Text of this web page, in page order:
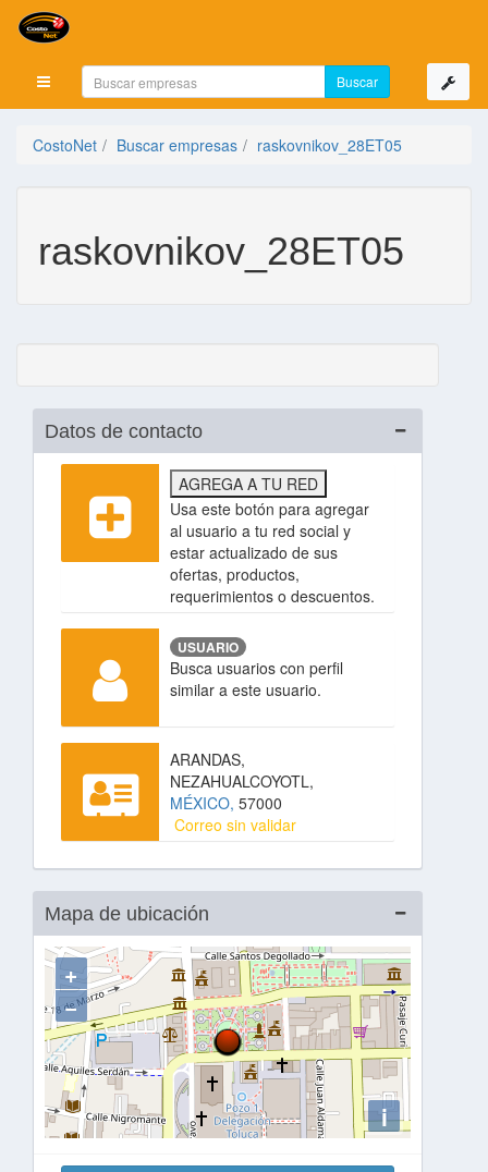
Mostrar menú
CostoNet Buscar empresas raskovnikov_28ET05
raskovnikov_28ET05
Datos de contacto
AGREGA A TU RED
Usa este botón para agregar
al usuario a tu red social y
estar actualizado de sus
ofertas, productos,
requerimientos o descuentos.
USUARIO
Busca usuarios con perfil
similar a este usuario.
ARANDAS,
NEZAHUALCOYOTL,
MÉXICO, 57000
Correo sin validar
Mapa de ubicación
+
−
i